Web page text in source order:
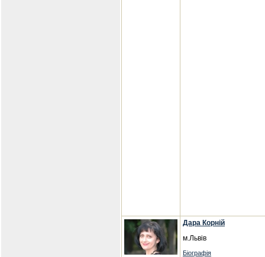
Дара Корній
м.Львів
Біографія